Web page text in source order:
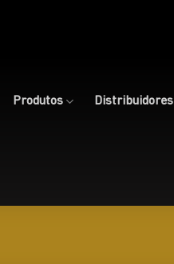
Produtos Distribuidores